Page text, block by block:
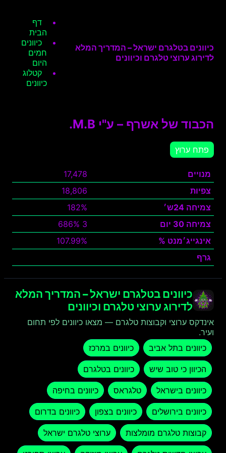
כיוונים בטלגרם ישראל – המדריך המלא
לדירוג ערוצי טלגרם וכיוונים
דף
הבית
כיוונים
חמים
היום
קטלוג
כיוונים
הכבוד של אשרף – ע"י M.B.
פתח ערוץ
מנויים
17,478
צפיות
18,806
צמיחה 24ש׳
182%
צמיחה 30 יום
3 686%
אינגייג׳מנט %
107.99%
גרף
כיוונים בטלגרם ישראל – המדריך המלא
לדירוג ערוצי טלגרם וכיוונים
אינדקס ערוצי וקבוצות טלגרם — מצאו כיוונים לפי תחום
ועיר.
כיוונים בתל אביב
כיוונים במרכז
הכיוון כי טוב שיש כיוונים בטלגרם
כיוונים בישראל טלגראס כיוונים בחיפה
כיוונים בירושלים כיוונים בצפון כיוונים בדרום
קבוצות טלגרם מומלצות ערוצי טלגרם ישראל